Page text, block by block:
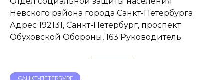
Невского района города Санкт-Петербурга
Адрес 192131, Санкт-Петербург, проспект
Обуховской Обороны, 163 Руководитель
САНКТ-ПЕТЕРБУРГ